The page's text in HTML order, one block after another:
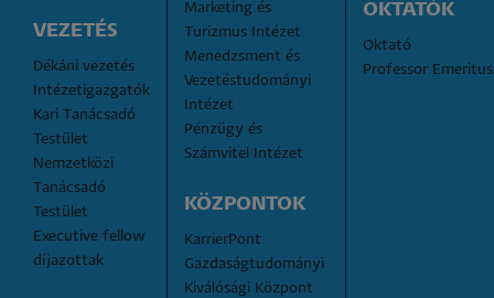
VEZETÉS
Dékáni vezetés
Intézetigazgatók
Kari Tanácsadó
Testület
Nemzetközi
Tanácsadó
Testület
Executive fellow
díjazottak
Marketing és
Turizmus Intézet
Menedzsment és
Vezetéstudományi
Intézet
Pénzügy és
Számvitel Intézet
KÖZPONTOK
KarrierPont
Gazdaságtudományi
Kiválósági Központ
OKTATÓK
Oktató
Professor Emeritus